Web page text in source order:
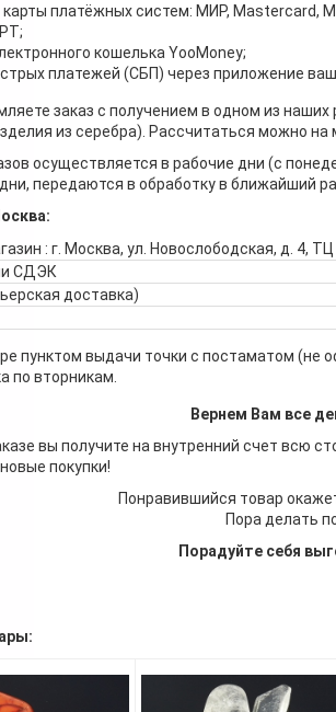
платёжных систем: МИР, Mastercard,
кошелька YooMoney;
платежей (СБП) через приложение
заказ с получением в одном из
из серебра). Рассчитаться можно на
осуществляется в рабочие дни (с
передаются в обработку в ближайший
: г. Москва, ул. Новослободская, д. 4,
СДЭК
доставка)
пунктом выдачи точки с постаматом (не
по вторникам.
Вернем Вам все
вы получите на внутренний счет всю
покупки!
Понравившийся товар
Пора делать
Порадуйте себя